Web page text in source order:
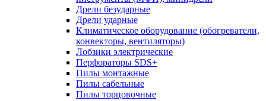
Дрели безударные
Дрели ударные
Климатическое оборудование (обогреватели,
конвекторы, вентиляторы)
Лобзики электрические
Перфораторы SDS+
Пилы монтажные
Пилы сабельные
Пилы торцовочные